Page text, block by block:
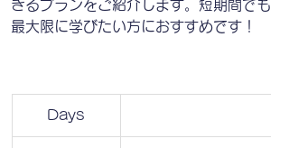
きるプランをご紹介します。短期間でも
最大限に学びたい方におすすめです！
Days